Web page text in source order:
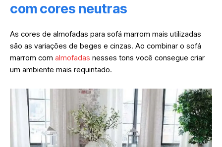
com cores neutras
As cores de almofadas para sofá marrom mais utilizadas
são as variações de beges e cinzas. Ao combinar o sofá
marrom com almofadas nesses tons você consegue criar
um ambiente mais requintado.